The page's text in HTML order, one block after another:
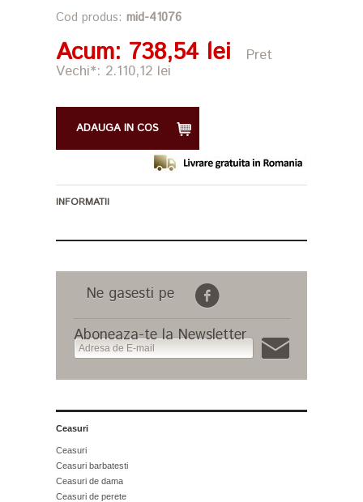
Cod produs: mid-41076
Acum: 738,54 lei
Pret
Vechi*: 2.110,12 lei
ADAUGA IN COS
INFORMATII
Ne gasesti pe
Aboneaza-te la Newsletter
Ceasuri
Ceasuri
Ceasuri barbatesti
Ceasuri de dama
Ceasuri de perete